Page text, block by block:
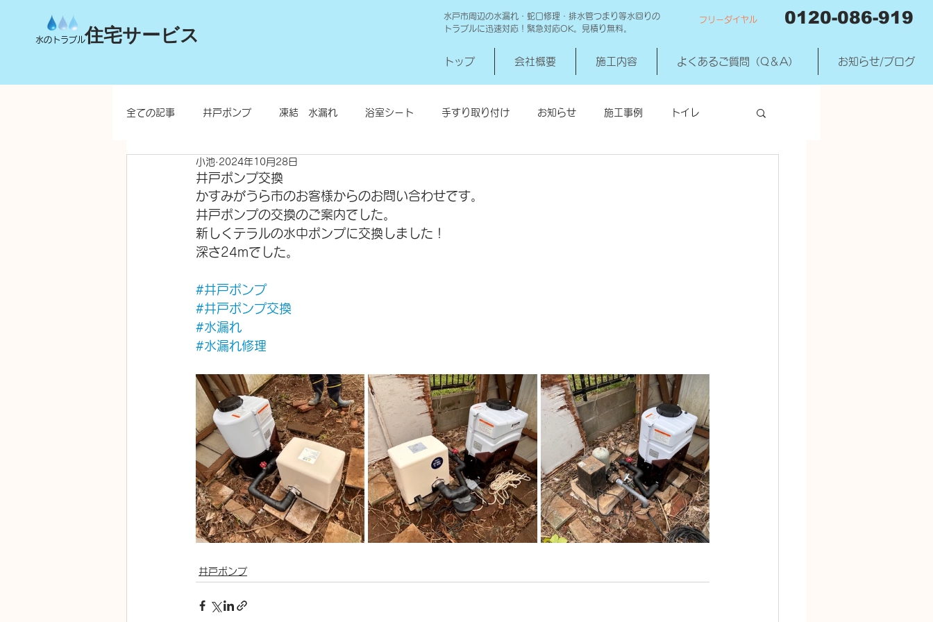
水のトラブル住宅サービス
水戸市周辺の水漏れ・蛇口修理・排水管つまり等水回りの
トラブルに迅速対応！緊急対応OK。見積り無料。
フリーダイヤル 0120-086-919
トップ 会社概要 施工内容 よくあるご質問（Q＆A） お知らせ/ブログ
全ての記事 井戸ポンプ 凍結 水漏れ 浴室シート 手すり取り付け お知らせ 施工事例 トイレ
洗面所 お風呂
水栓柱・不凍水栓柱
井戸ポンプ交換
小池 2024年10月28日
かすみがうら市のお客様からのお問い合わせです。
井戸ポンプの交換のご案内でした。
新しくテラルの水中ポンプに交換しました！
深さ24mでした。
#井戸ポンプ
#井戸ポンプ交換
#水漏れ
#水漏れ修理
井戸ポンプ